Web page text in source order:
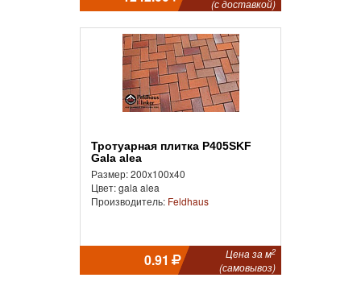
(с доставкой)
Тротуарная плитка P405SKF
Gala alea
Размер: 200x100x40
Цвет: gala alea
Производитель: Feldhaus
0.91 Цена за м2
(самовывоз)